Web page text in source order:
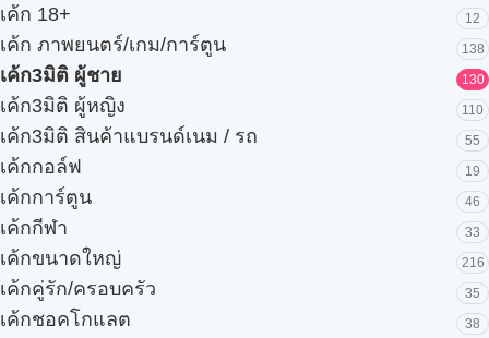
เค้ก 18+ 12
เค้ก ภาพยนตร์/เกม/การ์ตูน 138
เค้ก3มิติ ผู้ชาย 130
เค้ก3มิติ ผู้หญิง 110
เค้ก3มิติ สินค้าแบรนด์เนม / รถ 55
เค้กกอล์ฟ 19
เค้กการ์ตูน 46
เค้กกีฬา 33
เค้กขนาดใหญ่ 216
เค้กคู่รัก/ครอบครัว 35
เค้กชอคโกแลต 38